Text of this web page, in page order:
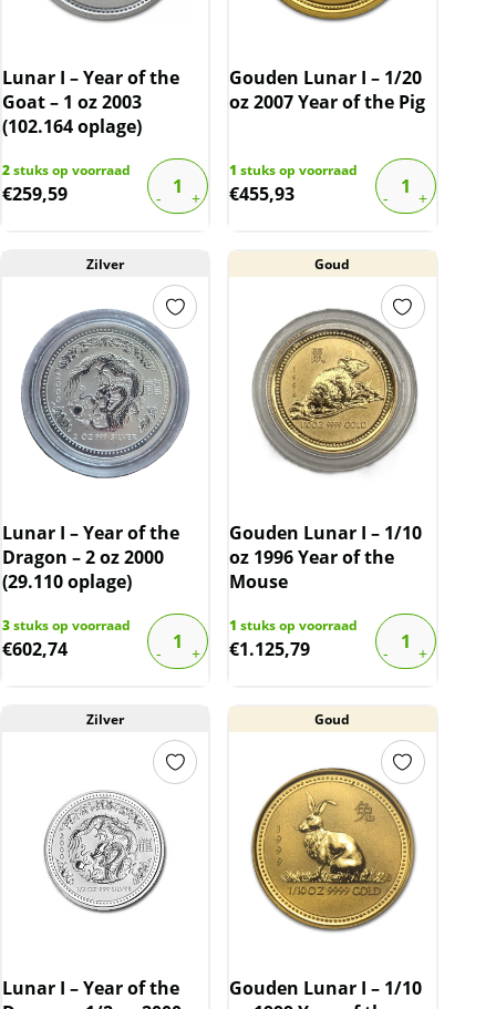
Lunar I – Year of the
Goat – 1 oz 2003
(102.164 oplage)
2stuks op voorraad
€259,59
Gouden Lunar I – 1/20
oz 2007 Year of the Pig
1 stuks op voorraad
€455,93
Zilver
Lunar I – Year of the
Dragon – 2 oz 2000
(29.110 oplage)
3stuks op voorraad
€602,74
Goud
Gouden Lunar I – 1/10
oz 1996 Year of the
Mouse
1 stuks op voorraad
€1.125,79
Zilver
Lunar I – Year of the
Goud
Gouden Lunar I – 1/10